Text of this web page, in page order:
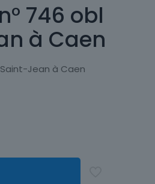
746 obl
à Caen
Jean à Caen